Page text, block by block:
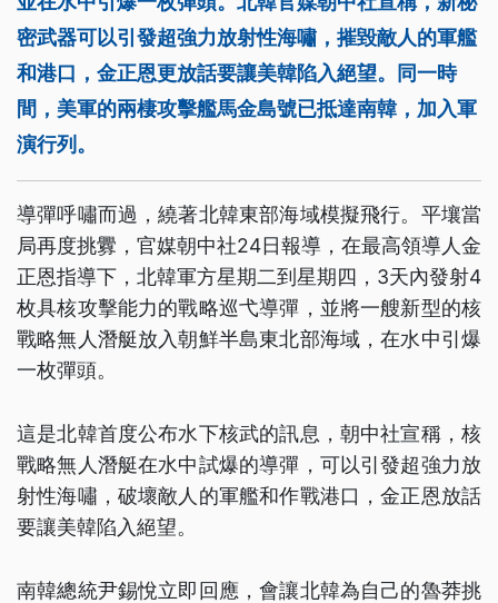
密武器可以引發超強力放射性海嘯，摧毀敵人的軍艦
和港口，金正恩更放話要讓美韓陷入絕望。同一時
間，美軍的兩棲攻擊艦馬金島號已抵達南韓，加入軍
演行列。
導彈呼嘯而過，繞著北韓東部海域模擬飛行。平壤當
局再度挑釁，官媒朝中社24日報導，在最高領導人金
正恩指導下，北韓軍方星期二到星期四，3天內發射4
枚具核攻擊能力的戰略巡弋導彈，並將一艘新型的核
戰略無人潛艇放入朝鮮半島東北部海域，在水中引爆
一枚彈頭。
這是北韓首度公布水下核武的訊息，朝中社宣稱，核
戰略無人潛艇在水中試爆的導彈，可以引發超強力放
射性海嘯，破壞敵人的軍艦和作戰港口，金正恩放話
要讓美韓陷入絕望。
南韓總統尹錫悅立即回應，會讓北韓為自己的魯莽挑